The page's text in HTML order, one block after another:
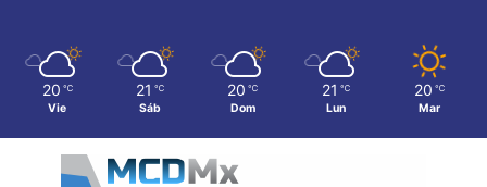
20 ℃
Vie
21 ℃
Sáb
20 ℃
Dom
21 ℃
Lun
20 ℃
Mar